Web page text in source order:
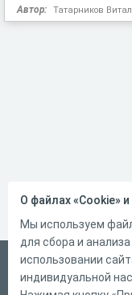
Автор: Татарников
Русский
Справка
О файлах «Cookie»
Мы используем
для сбора и
использовании
индивидуальной